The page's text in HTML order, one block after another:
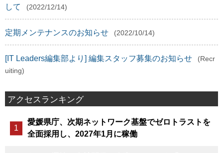
して
(2022/12/14)
定期メンテナンスのお知らせ (2022/10/14)
[IT Leaders編集部より] 編集スタッフ募集のお知らせ
(Recr
uiting)
アクセスランキング
愛媛県庁、次期ネットワーク基盤でゼロトラストを
全面採用し、2027年1月に稼働